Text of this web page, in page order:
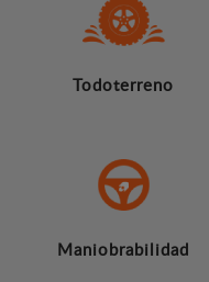
Todoterreno
Maniobrabilidad